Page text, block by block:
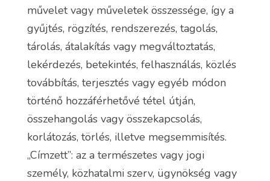
művelet vagy műveletek összessége, így a
gyűjtés, rögzítés, rendszerezés, tagolás,
tárolás, átalakítás vagy megváltoztatás,
lekérdezés, betekintés, felhasználás, közlés
továbbítás, terjesztés vagy egyéb módon
történő hozzáférhetővé tétel útján,
összehangolás vagy összekapcsolás,
korlátozás, törlés, illetve megsemmisítés.
„Címzett”: az a természetes vagy jogi
személy, közhatalmi szerv, ügynökség vagy